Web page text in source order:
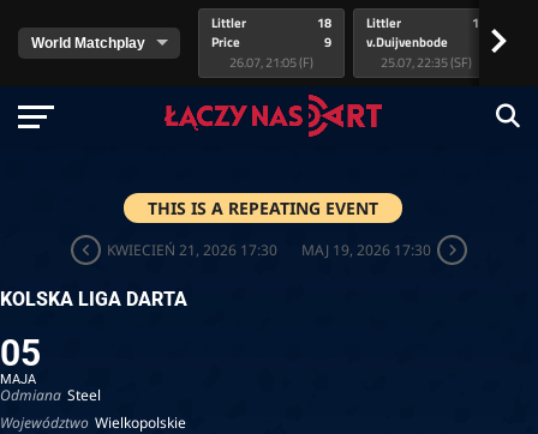
Littler
Price
18
9
26.07, 21:05 (F)
Littler
v.Duijvenbode
17
25.07, 22:35 (SF)
>
THIS IS A REPEATING EVENT
KWIECIEŃ 21, 2026 17:30 MAJ 19, 2026 17:30
KOLSKA LIGA DARTA
05
MAJA
Odmiana Steel
Województwo Wielkopolskie